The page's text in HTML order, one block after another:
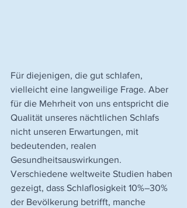
Für diejenigen, die gut schlafen,
vielleicht eine langweilige Frage. Aber
für die Mehrheit von uns entspricht die
Qualität unseres nächtlichen Schlafs
nicht unseren Erwartungen, mit
bedeutenden, realen
Gesundheitsauswirkungen.
Verschiedene weltweite Studien haben
gezeigt, dass Schlaflosigkeit 10%–30%
der Bevölkerung betrifft, manche